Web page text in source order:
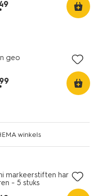
geo
.
99
winkels
markeerstiften hartje
- 5 stuks